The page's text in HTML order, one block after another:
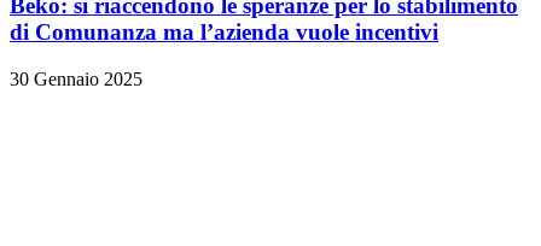
Beko: si riaccendono le speranze per lo stabilimento
di Comunanza ma l’azienda vuole incentivi
30 Gennaio 2025